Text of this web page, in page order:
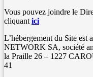
Vous pouvez joindre le
cliquant ici
L’hébergement du Site
NETWORK SA, société
la Praille 26 – 1227
41